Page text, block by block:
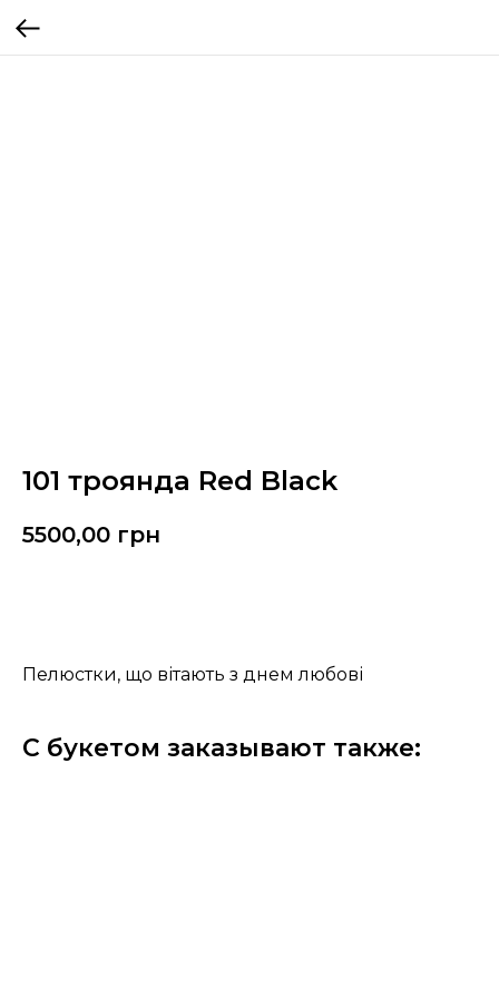
101 троянда Red Black
5500,00 грн
Пелюстки, що вітають з днем любові
С букетом заказывают также: